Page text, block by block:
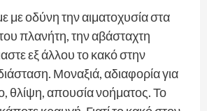
οδύνη την αιματοχυσία στα
πλανήτη, την αβάσταχτη
εξ άλλου το κακό στην
Μοναξιά, αδιαφορία για
θλίψη, απουσία νοήματος. Το